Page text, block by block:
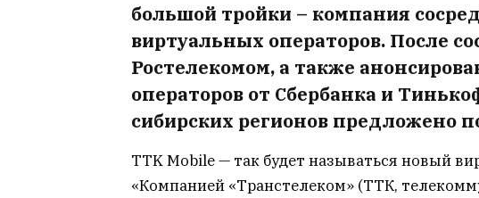
большой тройки – компания
виртуальных операторов. После
Ростелекомом, а также
операторов от Сбербанка и
сибирских регионов предложено
TTK Mobile — так будет называться новый
«Компанией «Транстелеком» (ТТК,